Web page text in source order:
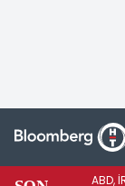
ABD,